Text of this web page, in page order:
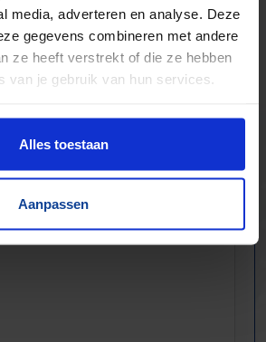
media, adverteren en analyse. Deze
gegevens combineren met andere
ze heeft verstrekt of die ze hebben
van je gebruik van hun services.
Alles toestaan
Aanpassen